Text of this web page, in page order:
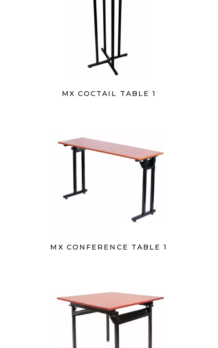
MX COCTAIL TABLE 1
MX CONFERENCE TABLE 1